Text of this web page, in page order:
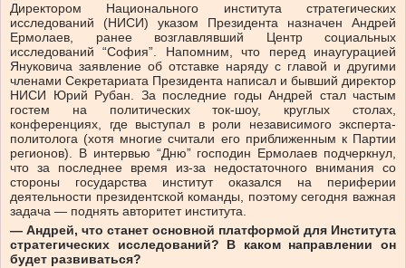
Директором Национального института стратегических
исследований (НИСИ) указом Президента назначен Андрей
Ермолаев, ранее возглавлявший Центр социальных
исследований “София”. Напомним, что перед инаугурацией
Януковича заявление об отставке наряду с главой и другими
членами Секретариата Президента написал и бывший директор
НИСИ Юрий Рубан. За последние годы Андрей стал частым
гостем на политических ток-шоу, круглых столах,
конференциях, где выступал в роли независимого эксперта-
политолога (хотя многие считали его приближенным к Партии
регионов). В интервью “Дню” господин Ермолаев подчеркнул,
что за последнее время из-за недостаточного внимания со
стороны государства институт оказался на периферии
деятельности президентской команды, поэтому сегодня важная
задача — поднять авторитет института.
— Андрей, что станет основной платформой для Института
стратегических исследований? В каком направлении он
будет развиваться?